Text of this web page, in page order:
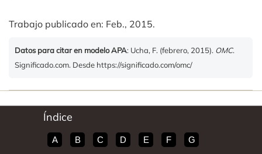
Trabajo publicado en: Feb., 2015.
Datos para citar en modelo APA: Ucha, F. (febrero, 2015). OMC.
Significado.com. Desde https://significado.com/omc/
Índice
A B C D E F G